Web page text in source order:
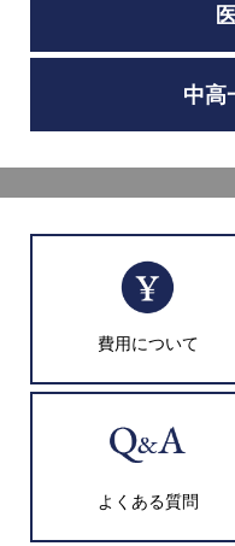
中高
費用について
よくある質問